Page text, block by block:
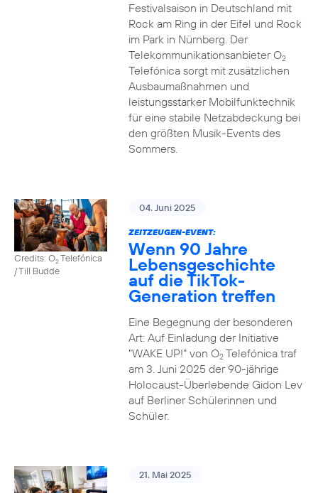
Festivalsaison in Deutschland mit
Rock am Ring in der Eifel und Rock
im Park in Nürnberg. Der
Telekommunikationsanbieter O2
Telefónica sorgt mit zusätzlichen
Ausbaumaßnahmen und
leistungsstarker Mobilfunktechnik
für eine stabile Netzabdeckung bei
den größten Musik-Events des
Sommers.
Credits: O2Telefónica
/ Till Budde
04. Juni 2025
ZEITZEUGEN-EVENT:
Wenn 90 Jahre
Lebensgeschichte
auf die TikTok-
Generation treffen
Eine Begegnung der besonderen
Art: Auf Einladung der Initiative
"WAKE UP!" von O2Telefónica traf
am 3. Juni 2025 der 90-jährige
Holocaust-Überlebende Gidon Lev
auf Berliner Schülerinnen und
Schüler.
21. Mai 2025